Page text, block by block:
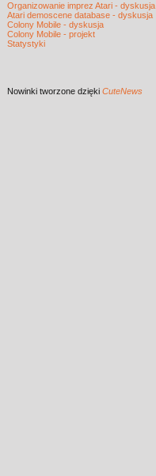
Organizowanie imprez Atari - dyskusja
Atari demoscene database - dyskusja
Colony Mobile - dyskusja
Colony Mobile - projekt
Statystyki
Nowinki tworzone dzięki CuteNews